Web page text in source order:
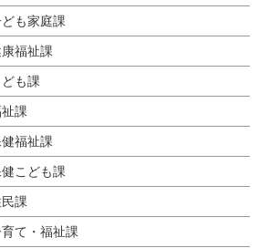
も家庭課
福祉課
ども課
課
福祉課
こども課
課
て・福祉課